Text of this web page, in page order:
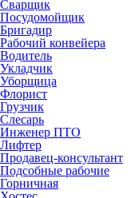
Сварщик
Посудомойщик
Бригадир
Рабочий конвейера
Водитель
Укладчик
Уборщица
Флорист
Грузчик
Слесарь
Инженер ПТО
Лифтер
Продавец-консультант
Подсобные рабочие
Горничная